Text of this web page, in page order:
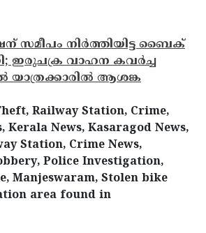
സമീപം നിർത്തിയിട്ട ബൈക്
ഇരുചക്ര വാഹന കവർച്ച
യാത്രക്കാരിൽ ആശങ്ക
Railway Station, Crime,
Kerala News, Kasaragod News,
Station, Crime News,
Police Investigation,
Manjeswaram, Stolen bike
area found in